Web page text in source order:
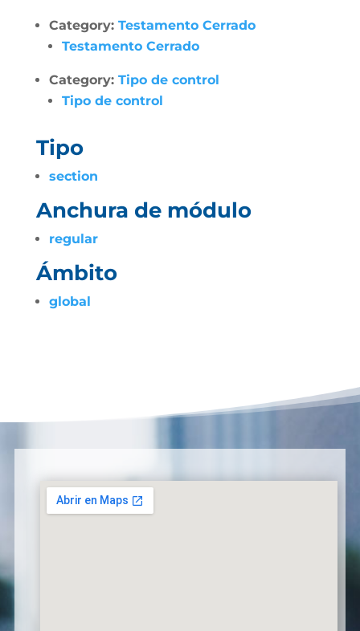
Category: Testamento Cerrado
Testamento Cerrado
Category: Tipo de control
Tipo de control
Tipo
section
Anchura de módulo
regular
Ámbito
global